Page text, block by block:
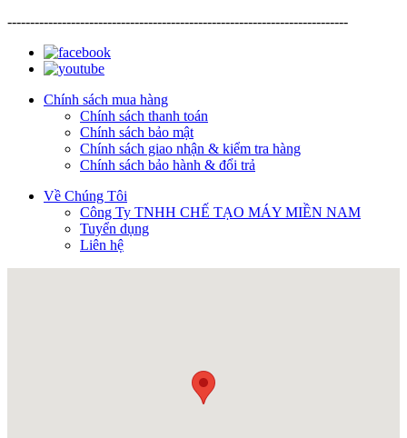
---------------------------------------------------------------------------
Chính sách mua hàng
Chính sách thanh toán
Chính sách bảo mật
Chính sách giao nhận & kiểm tra hàng
Chính sách bảo hành & đổi trả
Về Chúng Tôi
Công Ty TNHH CHẾ TẠO MÁY MIỀN NAM
Tuyển dụng
Liên hệ